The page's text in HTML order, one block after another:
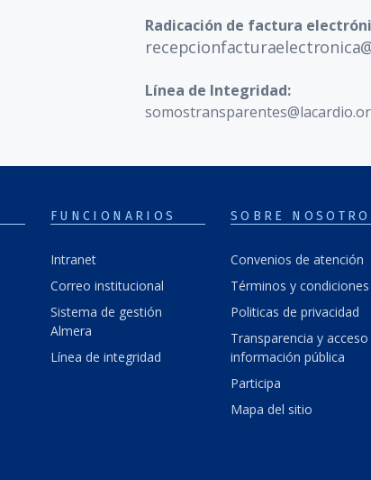
Radicación de factura
Línea de Integridad:
FUNCIONARIOS
Intranet
Correo institucional
Sistema de gestión
Almera
Línea de integridad
SOBRE
Convenios de atención
Términos y condiciones
Politicas de privacidad
Transparencia y acceso
información pública
Participa
Mapa del sitio